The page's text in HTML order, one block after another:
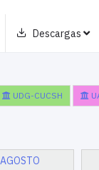
Descargas
UDG-CUCSH